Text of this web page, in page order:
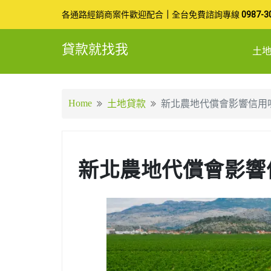
to
各通路經銷商案件歡迎配合 全台免費諮詢專線 0987-
貸款就找我 土
Home 土地貸款 新北農地代償會影響信
新北農地代償會影